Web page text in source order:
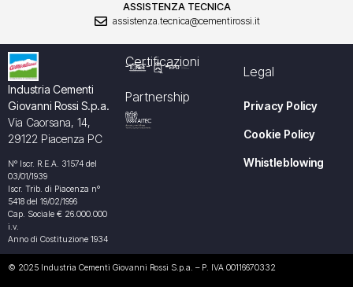
ASSISTENZA TECNICA
assistenza.tecnica@cementirossi.it
Industria Cementi
Giovanni Rossi S.p.a.
Via Caorsana, 14,
29122 Piacenza PC
N° Iscr. R.E.A. 31574 del
03/01/1939
Iscr. Trib. di Piacenza n°
5418 del 19/02/1996
Cap. Sociale € 26.000.000
i.v.
Anno di Costituzione 1934
Certificazioni
Partnership
Legal
Privacy Policy
Cookie Policy
Whistleblowing
© 2025 Industria Cementi Giovanni Rossi S.p.a. – P. IVA 00116670332